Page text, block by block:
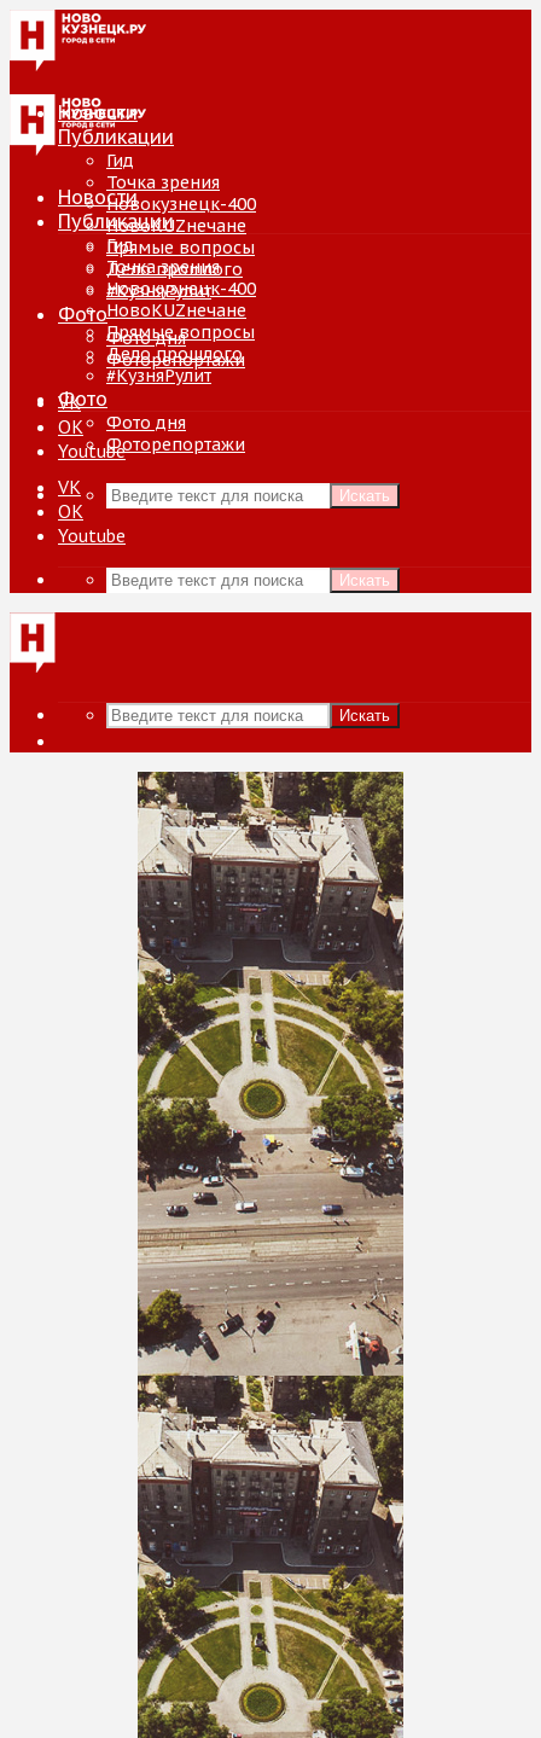
Новости
Публикации
Гид
Точка зрения
Новокузнецк-400
НовоKUZнечане
Прямые вопросы
Дело прошлого
#КузняРулит
Фото
Фото дня
Фоторепортажи
VK
ОК
Youtube
Искать
Новости
Публикации
Гид
Точка зрения
Новокузнецк-400
НовоKUZнечане
Прямые вопросы
Дело прошлого
#КузняРулит
Фото
Фото дня
Фоторепортажи
VK
ОК
Youtube
Искать
Искать